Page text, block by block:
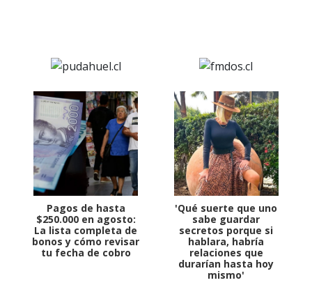
Pagos de hasta
$250.000 en agosto:
La lista completa de
bonos y cómo revisar
tu fecha de cobro
'Qué suerte que uno
sabe guardar
secretos porque si
hablara, habría
relaciones que
durarían hasta hoy
mismo'